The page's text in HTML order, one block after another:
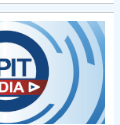
– UPB
ce panica este cel mai rău